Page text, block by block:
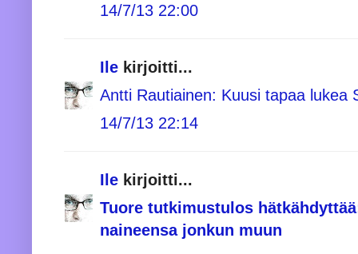
14/7/13 22:00
Ile kirjoitti...
Antti Rautiainen: Kuusi tapaa lukea
14/7/13 22:14
Ile kirjoitti...
Tuore tutkimustulos
naineensa jonkun muun